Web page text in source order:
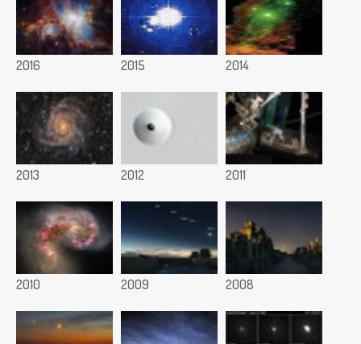
2016 2015 2014
2013 2012 2011
2010 2009 2008